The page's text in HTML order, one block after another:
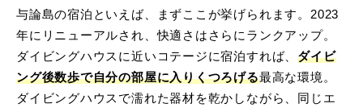
与論島の宿泊といえば、まずここが挙げられます。2023
年にリニューアルされ、快適さはさらにランクアップ。
ダイビングハウスに近いコテージに宿泊すれば、ダイビ
ング後数歩で自分の部屋に入りくつろげる最高な環境。
ダイビングハウスで濡れた器材を乾かしながら、同じエ